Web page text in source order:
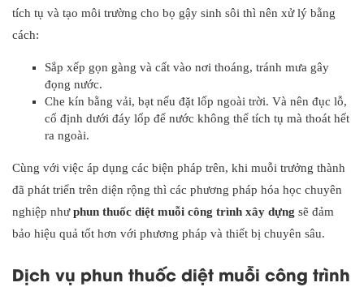
tích tụ và tạo môi trường cho bọ gậy sinh sôi thì nên xử lý bằng
cách:
Sắp xếp gọn gàng và cất vào nơi thoáng, tránh mưa gây
đọng nước.
Che kín bằng vải, bạt nếu đặt lốp ngoài trời. Và nên đục lỗ,
cố định dưới đáy lốp để nước không thể tích tụ mà thoát hết
ra ngoài.
Cùng với việc áp dụng các biện pháp trên, khi muỗi trưởng thành
đã phát triển trên diện rộng thì các phương pháp hóa học chuyên
nghiệp nhưphun thuốc diệt muỗi công trình xây dựng sẽ đảm
bảo hiệu quả tốt hơn với phương pháp và thiết bị chuyên sâu.
Dịch vụ phun thuốc diệt muỗi công trình